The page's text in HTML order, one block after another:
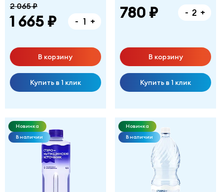
2 065 ₽
1 665 ₽ - +
В корзину
Купить в 1 клик
780 ₽ - +
В корзину
Купить в 1 клик
Новинка
В наличии
Новинка
В наличии